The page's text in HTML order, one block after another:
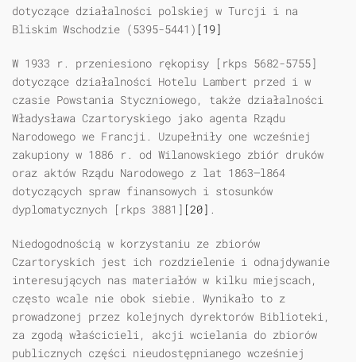
dotyczące działalności polskiej w Turcji i na
Bliskim Wschodzie (5395-5441) [19]
W 1933 r. przeniesiono rękopisy [rkps 5682-5755]
dotyczące działalności Hotelu Lambert przed i w
czasie Powstania Styczniowego, także działalności
Władysława Czartoryskiego jako agenta Rządu
Narodowego we Francji. Uzupełniły one wcześniej
zakupiony w 1886 r. od Wilanowskiego zbiór druków
oraz aktów Rządu Narodowego z lat 1863—l864
dotyczących spraw finansowych i stosunków
dyplomatycznych [rkps 3881] [20] .
Niedogodnością w korzystaniu ze zbiorów
Czartoryskich jest ich rozdzielenie i odnajdywanie
interesujących nas materiałów w kilku miejscach,
często wcale nie obok siebie. Wynikało to z
prowadzonej przez kolejnych dyrektorów Biblioteki,
za zgodą właścicieli, akcji wcielania do zbiorów
publicznych części nieudostępnianego wcześniej